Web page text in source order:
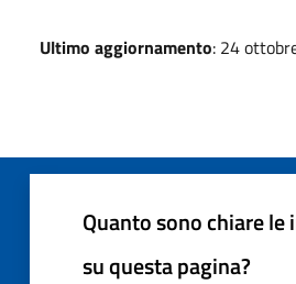
Ultimo aggiornamento: 24
Quanto sono chiare
su questa pagina?